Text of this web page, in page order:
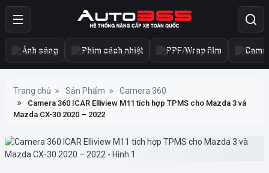
Ánh sáng Phim cách nhiệt PPF/Wrap film
Trang chủ Sản Phẩm Camera 360
Camera 360 ICAR Elliview M11 tích hợp TPMS cho Mazda 3 và
Mazda CX-30 2020 – 2022